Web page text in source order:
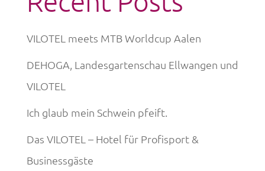
VILOTEL meets MTB Worldcup Aalen
DEHOGA, Landesgartenschau Ellwangen und
VILOTEL
Ich glaub mein Schwein pfeift.
Das VILOTEL – Hotel für Profisport &
Businessgäste